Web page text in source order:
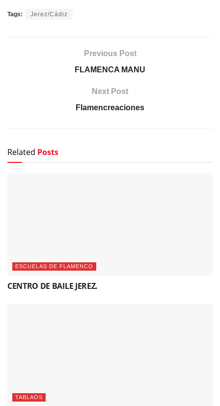
Tags: Jerez/Cádiz
Previous Post
FLAMENCA MANU
Next Post
Flamencreaciones
Related Posts
ESCUELAS DE FLAMENCO
CENTRO DE BAILE JEREZ.
TABLAOS